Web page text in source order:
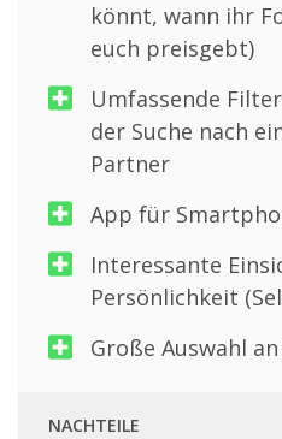
könnt, wann ihr
euch preisgebt)
Umfassende
der Suche nach
Partner
App für
Interessante
Persönlichkeit
Große Auswahl
NACHTEILE